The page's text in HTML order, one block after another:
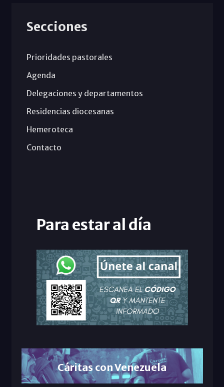
Secciones
Prioridades pastorales
Agenda
Delegaciones y departamentos
Residencias diocesanas
Hemeroteca
Contacto
Para estar al día
Cáritas con Venezuela